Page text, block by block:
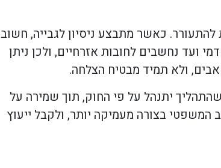
כאשר מתבצע ניסיון לגבייה, חשוב
ועד נחשבים לחובות אזרחיים, ולכן ניתן
ולא תמיד מבטיח הצלחה.
יתנהל על פי החוק, תוך שמירה על
המשפטי בצורה מעמיקה יותר, ולקבל ייעוץ